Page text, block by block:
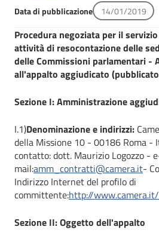
Data di pubblicazione 14/01/2019
Procedura negoziata per il
attività di resocontazione delle
delle Commissioni parlamentari -
all'appalto aggiudicato
Sezione I: Amministrazione
I.1)Denominazione e indirizzi:
della Missione 10 - 00186 Roma -
contatto: dott. Maurizio Logozzo -
mail:amm_contratti@camera.it-
Indirizzo Internet del profilo di
committente:http://
Sezione II: Oggetto dell'appalto